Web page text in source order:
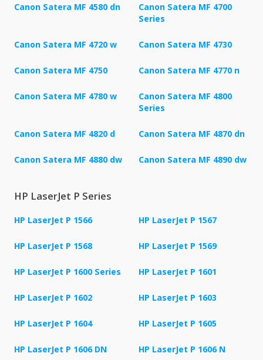
Canon Satera MF 4580 dn
Canon Satera MF 4700
Series
Canon Satera MF 4720 w Canon Satera MF 4730
Canon Satera MF 4750 Canon Satera MF 4770 n
Canon Satera MF 4780 w
Canon Satera MF 4800
Series
Canon Satera MF 4820 d Canon Satera MF 4870 dn
Canon Satera MF 4880 dw Canon Satera MF 4890 dw
HP LaserJet P Series
HP LaserJet P 1566 HP LaserJet P 1567
HP LaserJet P 1568 HP LaserJet P 1569
HP LaserJet P 1600 Series HP LaserJet P 1601
HP LaserJet P 1602 HP LaserJet P 1603
HP LaserJet P 1604 HP LaserJet P 1605
HP LaserJet P 1606 DN HP LaserJet P 1606 N